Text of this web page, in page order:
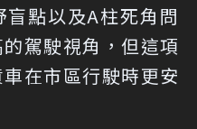
點以及A柱死角問
駕駛視角，但這項
在市區行駛時更安